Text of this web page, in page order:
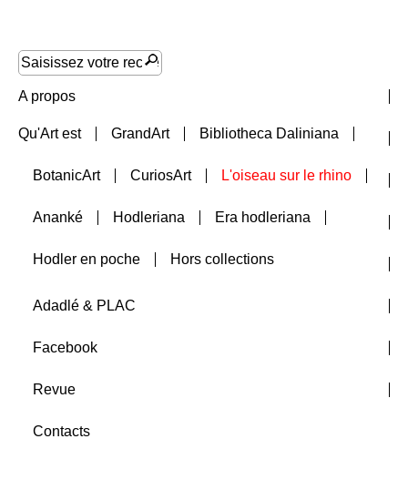
A propos
Nouveautés
Collections
Qu'Art est GrandArt Bibliotheca Daliniana
BotanicArt CuriosArt L'oiseau sur le rhino
Ananké Hodleriana Era hodleriana
Hodler en poche Hors collections
Auteurs
A paraître
Adadlé & PLAC
Facebook
Revue
Contacts